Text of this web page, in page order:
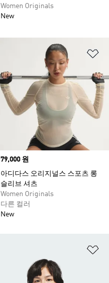
Women Originals
New
Price
79,000 원
아디다스 오리지널스 스포츠 롱
슬리브 셔츠
Women Originals
다른 컬러
New